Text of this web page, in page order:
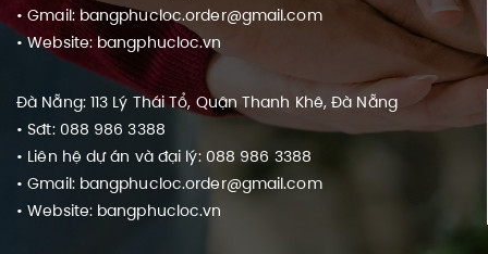
• Gmail: bangphucloc.order@gmail.com
• Website: bangphucloc.vn
Đà Nẵng: 113 Lý Thái Tổ, Quận Thanh Khê, Đà Nẵng
• Sđt: 088 986 3388
• Liên hệ dự án và đại lý: 088 986 3388
• Gmail: bangphucloc.order@gmail.com
• Website: bangphucloc.vn